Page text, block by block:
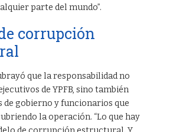
parte del mundo”.
corrupción
que la responsabilidad no
de YPFB, sino también
de gobierno y funcionarios que
la operación. “Lo que hay